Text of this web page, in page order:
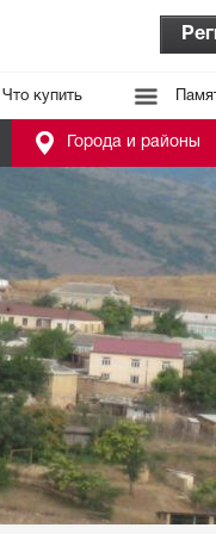
Что купить
Города и районы